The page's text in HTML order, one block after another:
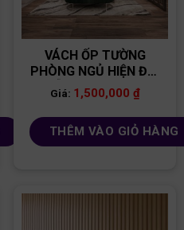
VÁCH ỐP TƯỜNG
PHÒNG NGỦ HIỆN ĐẠI
GỖ MDF VNPN01
Giá: 1,500,000 ₫
THÊM VÀO GIỎ HÀNG